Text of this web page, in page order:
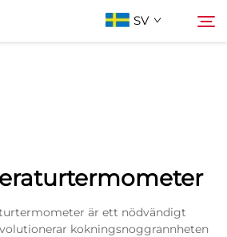
SV
är ett nödvändigt
kokningsnoggrannheten